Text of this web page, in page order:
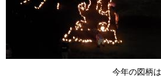
今年の図柄は白くまと